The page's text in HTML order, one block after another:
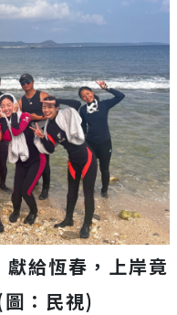
給恆春，上岸竟
：民視)